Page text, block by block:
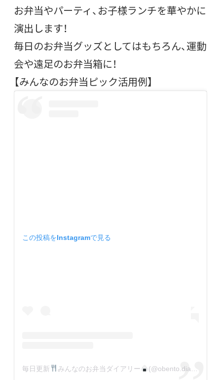
お弁当やパーティ、お子様ランチを華やかに
演出します！
毎日のお弁当グッズとしてはもちろん、運動
会や遠足のお弁当箱に！
【みんなのお弁当ピック活用例】
この投稿をInstagramで見る
毎日更新 みんなのお弁当ダイアリー (@obento.diary.jp)がシェアした投稿